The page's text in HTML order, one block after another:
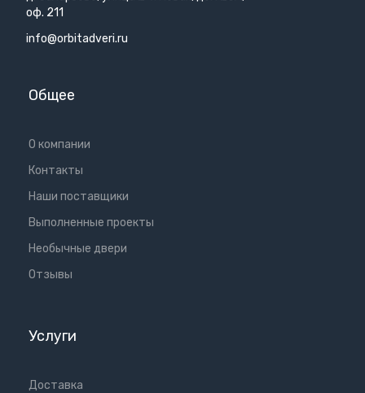
оф. 211
info@orbitadveri.ru
Общее
О компании
Контакты
Наши поставщики
Выполненные проекты
Необычные двери
Отзывы
Услуги
Доставка